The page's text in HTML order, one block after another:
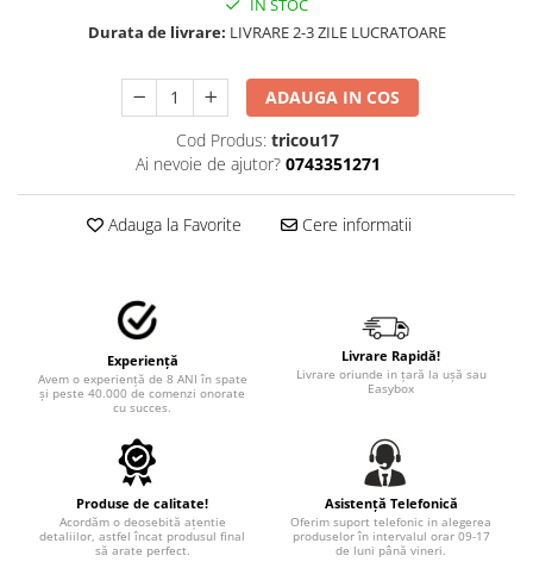
MERCEDES CAMIOANE
RENAULT CAMIOANE
STICKERE MOTO/ATV
BABY ON BOARD
DIVERSE
LOW STICKERS
PARASOLARE
PAUL WALKER STICKER
TRICOURI PESCUIT/VANATOAREIN STOC
Durata de livrare: LIVRARE 2-3 ZILE LUCRATOARE
ADAUGA IN COS
Cod Produs: tricou17
Ai nevoie de ajutor? 0743351271
Adauga la Favorite Cere informatii
Experiență
Avem o experiență de 8 ANI în spate
și peste 40.000 de comenzi onorate
cu succes.
Livrare Rapidă!
Livrare oriunde in țară la ușă sau
Easybox
Produse de calitate!
Acordăm o deosebită ațentie
detaliilor, astfel încat produsul final
să arate perfect.
Asistență Telefonică
Oferim suport telefonic in alegerea
produselor în intervalul orar 09-17
de luni până vineri.